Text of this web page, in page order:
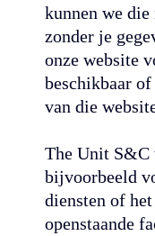
kunnen we
zonder je
onze website
beschikbaar
van die
The Unit S&C
bijvoorbeeld
diensten of
openstaande